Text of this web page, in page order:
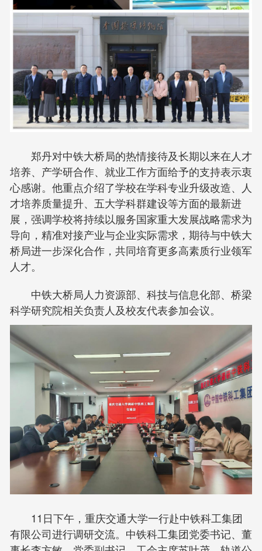
郑丹对中铁大桥局的热情接待及长期以来在人才
培养、产学研合作、就业工作方面给予的支持表示衷
心感谢。他重点介绍了学校在学科专业升级改造、人
才培养质量提升、五大学科群建设等方面的最新进
展，强调学校将持续以服务国家重大发展战略需求为
导向，精准对接产业与企业实际需求，期待与中铁大
桥局进一步深化合作，共同培育更多高素质行业领军
人才。
中铁大桥局人力资源部、科技与信息化部、桥梁
科学研究院相关负责人及校友代表参加会议。
11日下午，重庆交通大学一行赴中铁科工集团
有限公司进行调研交流。中铁科工集团党委书记、董